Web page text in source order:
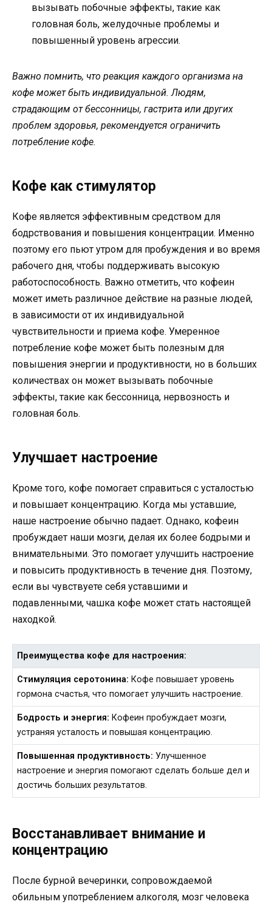
вызывать побочные эффекты, такие как
головная боль, желудочные проблемы и
повышенный уровень агрессии.
Важно помнить, что реакция каждого организма на
кофе может быть индивидуальной. Людям,
страдающим от бессонницы, гастрита или других
проблем здоровья, рекомендуется ограничить
потребление кофе.
Кофе как стимулятор
Кофе является эффективным средством для
бодрствования и повышения концентрации. Именно
поэтому его пьют утром для пробуждения и во время
рабочего дня, чтобы поддерживать высокую
работоспособность. Важно отметить, что кофеин
может иметь различное действие на разные людей,
в зависимости от их индивидуальной
чувствительности и приема кофе. Умеренное
потребление кофе может быть полезным для
повышения энергии и продуктивности, но в больших
количествах он может вызывать побочные
эффекты, такие как бессонница, нервозность и
головная боль.
Улучшает настроение
Кроме того, кофе помогает справиться с усталостью
и повышает концентрацию. Когда мы уставшие,
наше настроение обычно падает. Однако, кофеин
пробуждает наши мозги, делая их более бодрыми и
внимательными. Это помогает улучшить настроение
и повысить продуктивность в течение дня. Поэтому,
если вы чувствуете себя уставшими и
подавленными, чашка кофе может стать настоящей
находкой.
Преимущества кофе для настроения:
Стимуляция серотонина: Кофе повышает уровень
гормона счастья, что помогает улучшить настроение.
Бодрость и энергия: Кофеин пробуждает мозги,
устраняя усталость и повышая концентрацию.
Повышенная продуктивность: Улучшенное
настроение и энергия помогают сделать больше дел и
достичь больших результатов.
Восстанавливает внимание и
концентрацию
После бурной вечеринки, сопровождаемой
обильным употреблением алкоголя, мозг человека